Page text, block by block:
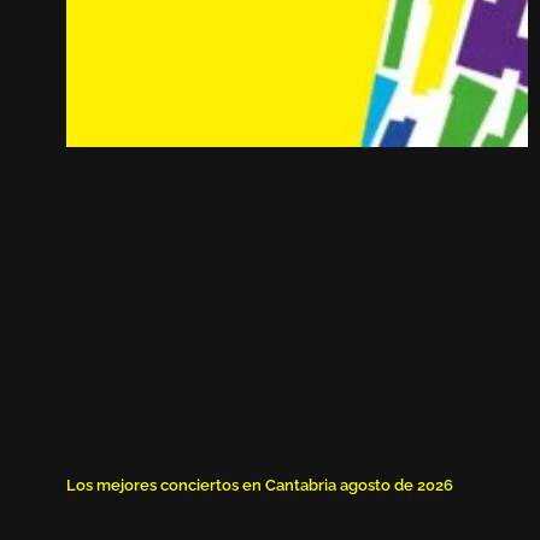
Los mejores conciertos en Cantabria agosto de 2026